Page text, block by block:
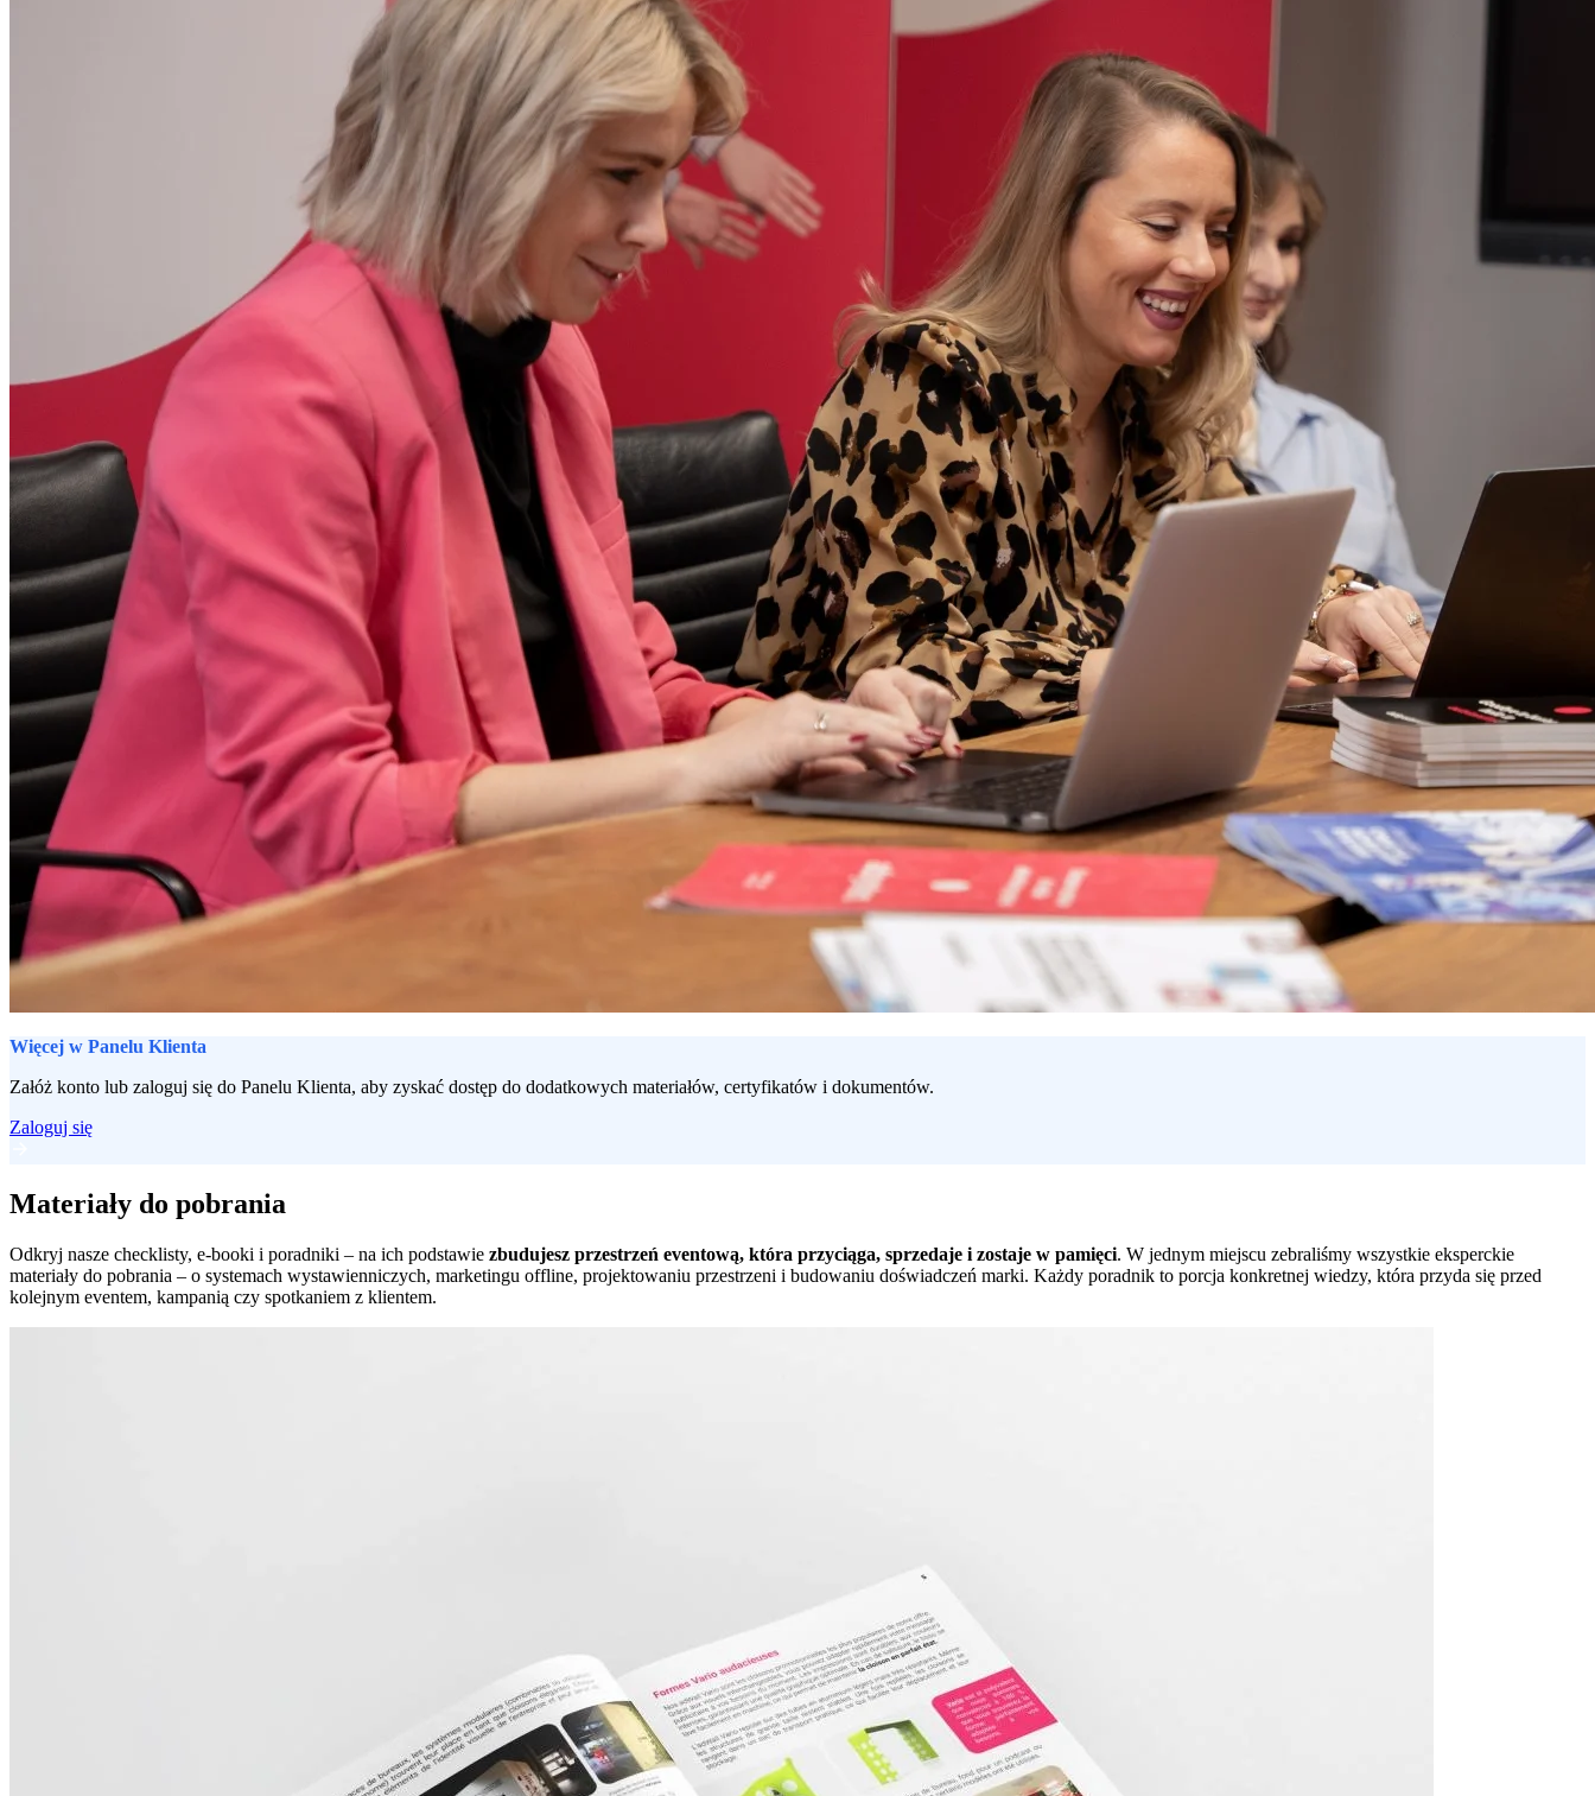
Więcej w Panelu Klienta
Załóż konto lub zaloguj się do Panelu Klienta, aby zyskać dostęp do dodatkowych materiałów, certyfikatów i dokumentów.
Zaloguj się
Materiały do pobrania
Odkryj nasze checklisty, e-booki i poradniki – na ich podstawie zbudujesz przestrzeń eventową, która przyciąga, sprzedaje i zostaje w pamięci. W jednym miejscu zebraliśmy wszystkie eksperckie
materiały do pobrania – o systemach wystawienniczych, marketingu offline, projektowaniu przestrzeni i budowaniu doświadczeń marki. Każdy poradnik to porcja konkretnej wiedzy, która przyda się przed
kolejnym eventem, kampanią czy spotkaniem z klientem.